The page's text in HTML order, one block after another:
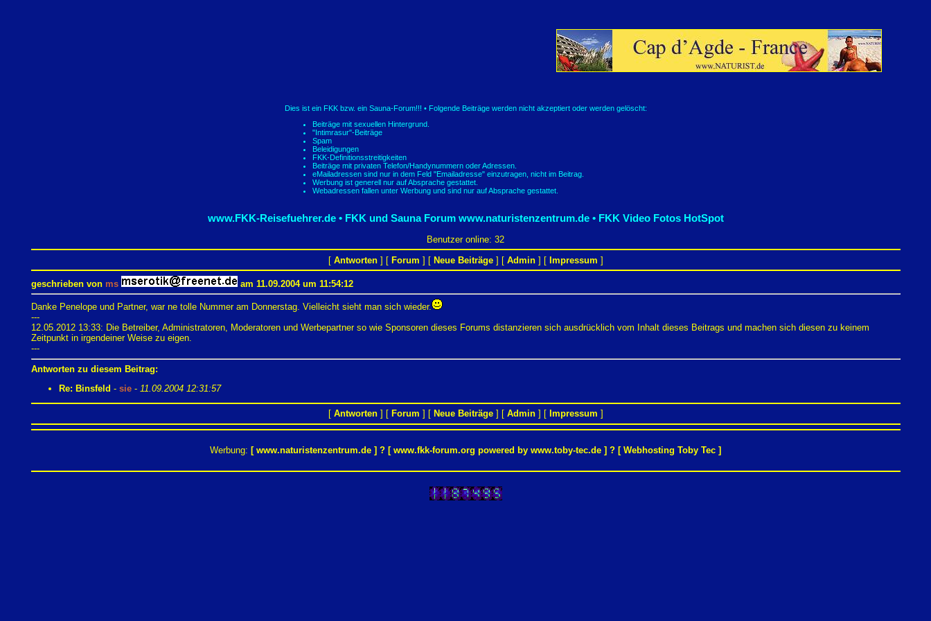
Dies ist ein FKK bzw. ein Sauna-Forum!!! • Folgende Beiträge werden nicht akzeptiert oder werden gelöscht:
Beiträge mit sexuellen Hintergrund.
"Intimrasur"-Beiträge
Spam
Beleidigungen
FKK-Definitionsstreitigkeiten
Beiträge mit privaten Telefon/Handynummern oder Adressen.
eMailadressen sind nur in dem Feld "Emailadresse" einzutragen, nicht im Beitrag.
Werbung ist generell nur auf Absprache gestattet.
Webadressen fallen unter Werbung und sind nur auf Absprache gestattet.
www.FKK-Reisefuehrer.de • FKK und Sauna Forum www.naturistenzentrum.de • FKK Video Fotos HotSpot
Benutzer online: 32
[ Antworten] [ Forum ] [ Neue Beiträge] [ Admin] [ Impressum ]
geschrieben von ms am 11.09.2004 um 11:54:12
Danke Penelope und Partner, war ne tolle Nummer am Donnerstag. Vielleicht sieht man sich wieder.
---
12.05.2012 13:33: Die Betreiber, Administratoren, Moderatoren und Werbepartner so wie Sponsoren dieses Forums distanzieren sich ausdrücklich vom Inhalt dieses Beitrags und machen sich diesen zu keinem
Zeitpunkt in irgendeiner Weise zu eigen.
---
Antworten zu diesem Beitrag:
Re: Binsfeld - sie- 11.09.2004 12:31:57
[ Antworten] [ Forum ] [ Neue Beiträge] [ Admin] [ Impressum ]
Werbung: [ www.naturistenzentrum.de ] ? [ www.fkk-forum.org powered by www.toby-tec.de ] ? [ Webhosting Toby Tec ]